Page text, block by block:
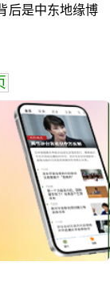
后是中东地缘博